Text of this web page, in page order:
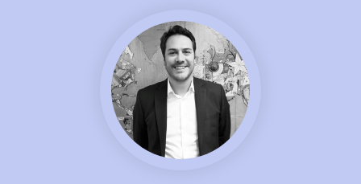
l.anton@aje-avocats.fr
+ d'infos